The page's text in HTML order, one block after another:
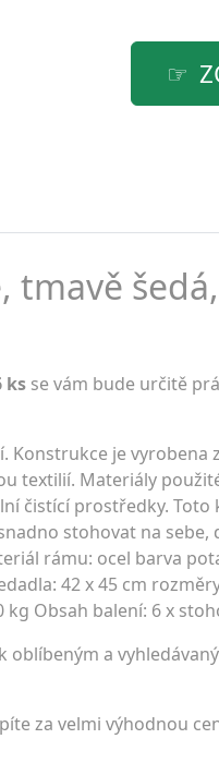
tmavě
ks se vám bude určitě
Konstrukce je vyrobena
textilií. Materiály
čistící prostředky. Toto
stohovat na
rámu: ocel barva
42 x 45 cm
kg Obsah balení: 6 x
oblíbeným a
za velmi výhodnou